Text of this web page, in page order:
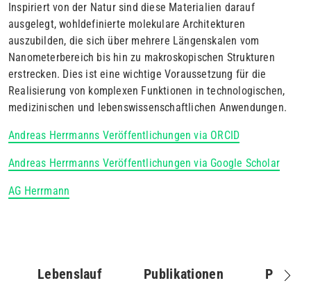
Inspiriert von der Natur sind diese Materialien darauf
ausgelegt, wohldefinierte molekulare Architekturen
auszubilden, die sich über mehrere Längenskalen vom
Nanometerbereich bis hin zu makroskopischen Strukturen
erstrecken. Dies ist eine wichtige Voraussetzung für die
Realisierung von komplexen Funktionen in technologischen,
medizinischen und lebenswissenschaftlichen Anwendungen.
Andreas Herrmanns Veröffentlichungen via ORCID
Andreas Herrmanns Veröffentlichungen via Google Scholar
AG Herrmann
Lebenslauf
Publikationen